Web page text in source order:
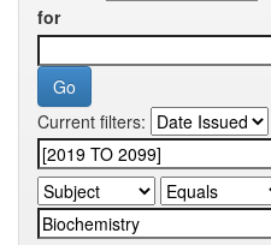
for
Current filters: